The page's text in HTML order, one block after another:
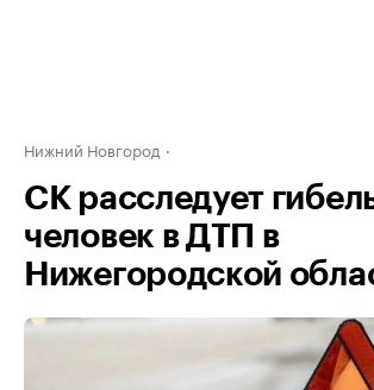
Нижний Новгород
СК расследует
человек в ДТП в
Нижегородской